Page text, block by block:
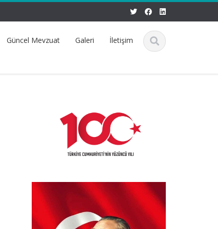
Güncel Mevzuat Galeri İletişim